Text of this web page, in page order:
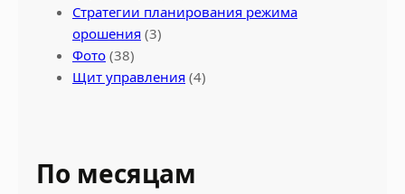
Стратегии планирования режима
орошения (3)
Фото (38)
Щит управления (4)
По месяцам